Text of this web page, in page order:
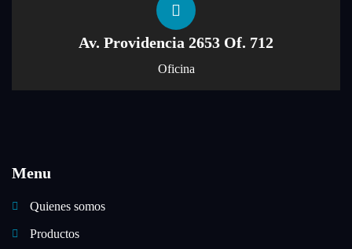
Av. Providencia 2653 Of. 712
Oficina
Menu
Quienes somos
Productos